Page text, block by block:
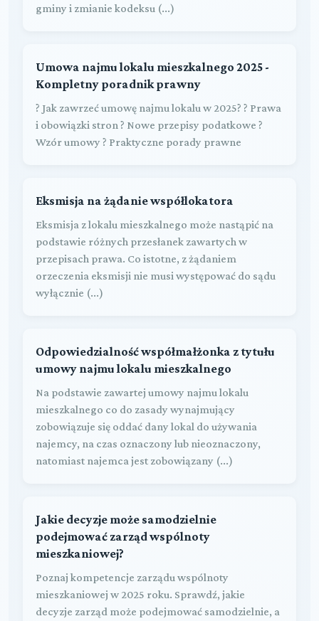
gminy i zmianie kodeksu (...)
Umowa najmu lokalu mieszkalnego 2025 -
Kompletny poradnik prawny
? Jak zawrzeć umowę najmu lokalu w 2025? ? Prawa
i obowiązki stron ? Nowe przepisy podatkowe ?
Wzór umowy ? Praktyczne porady prawne
Eksmisja na żądanie współlokatora
Eksmisja z lokalu mieszkalnego może nastąpić na
podstawie różnych przesłanek zawartych w
przepisach prawa. Co istotne, z żądaniem
orzeczenia eksmisji nie musi występować do sądu
wyłącznie (...)
Odpowiedzialność współmałżonka z tytułu
umowy najmu lokalu mieszkalnego
Na podstawie zawartej umowy najmu lokalu
mieszkalnego co do zasady wynajmujący
zobowiązuje się oddać dany lokal do używania
najemcy, na czas oznaczony lub nieoznaczony,
natomiast najemca jest zobowiązany (...)
Jakie decyzje może samodzielnie
podejmować zarząd wspólnoty
mieszkaniowej?
Poznaj kompetencje zarządu wspólnoty
mieszkaniowej w 2025 roku. Sprawdź, jakie
decyzje zarząd może podejmować samodzielnie, a